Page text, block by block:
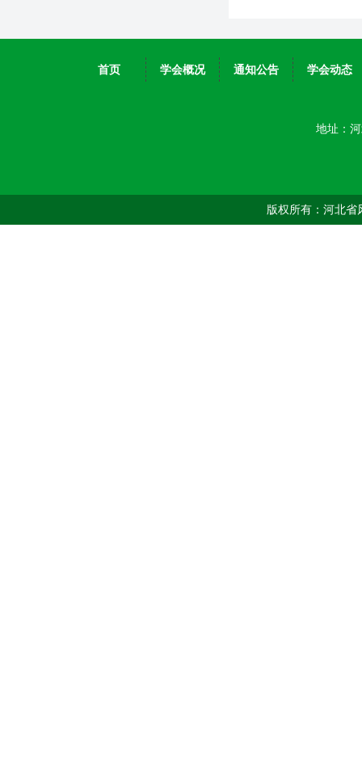
版权所有：河北
地址：
首页 学会概况 通知公告 学会动态